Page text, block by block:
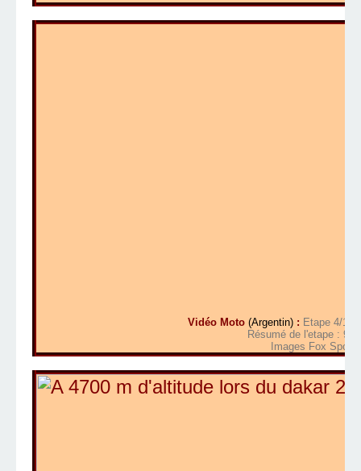
Vidéo Moto (Argentin) : Etape 4/14
Résumé de l'etape : 9
Images Fox